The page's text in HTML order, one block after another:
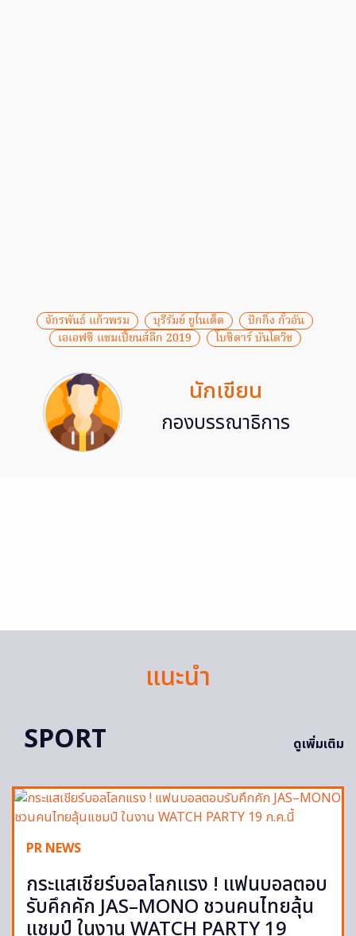
จักรพันธ์ แก้วพรม บุรีรัมย์ ยูไนเต็ด
ปักกิ่ง กั๋วอัน
เอเอฟซี แชมเปี้ยนส์ลีก 2019
โบซิดาร์ บันโดวิช
นักเขียน
กองบรรณาธิการ
แนะนำ
SPORT
ดูเพิ่มเติม
PR NEWS
กระแสเชียร์บอลโลกแรง ! แฟนบอลตอบ
รับคึกคัก JAS–MONO ชวนคนไทยลุ้น
แชมป์ ในงาน WATCH PARTY 19